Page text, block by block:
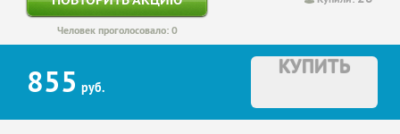
Человек проголосовало: 0
855 руб.
КУПИТЬ